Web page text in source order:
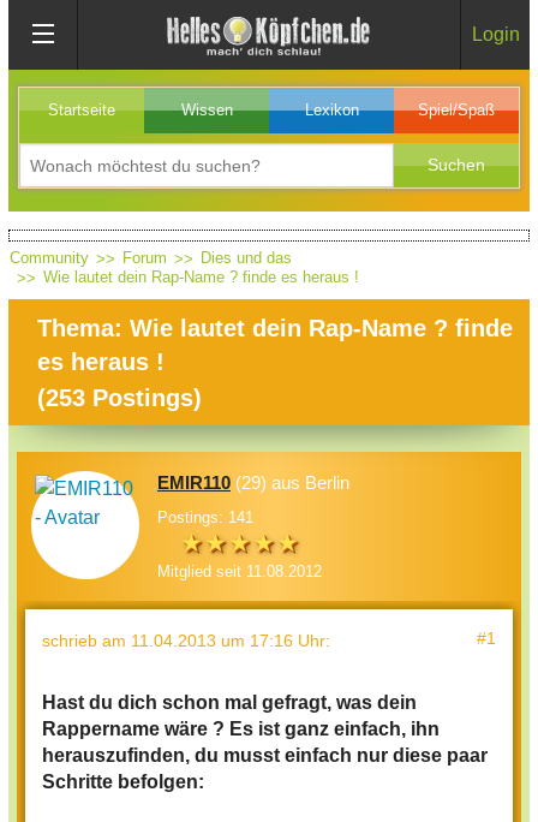
Login
Startseite Wissen Lexikon Spiel/Spaß
Community Forum
Dies und das
Wie lautet dein Rap-Name ? finde es heraus !
Thema: Wie lautet dein Rap-Name ? finde
es heraus !
(253 Postings)
EMIR110 (29) aus Berlin
Postings: 141
Mitglied seit 11.08.2012
schrieb am 11.04.2013 um 17:16 Uhr: #1
Hast du dich schon mal gefragt, was dein
Rappername wäre ? Es ist ganz einfach, ihn
herauszufinden, du musst einfach nur diese paar
Schritte befolgen: